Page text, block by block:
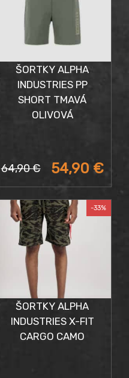
ŠORTKY ALPHA
INDUSTRIES PP
SHORT TMAVÁ
OLIVOVÁ
64,90€
Pôvodná
cena
bola:
64,90 €.
54,90 €
Aktuálna
cena
je:
54,90 €.
-33%
ŠORTKY ALPHA
INDUSTRIES X-FIT
CARGO CAMO